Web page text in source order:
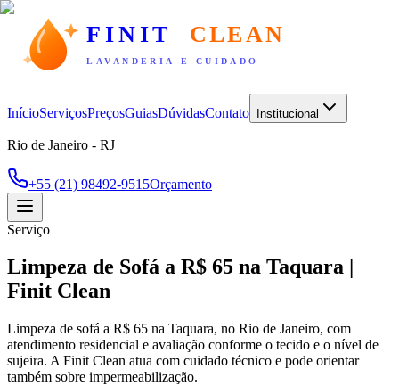
FINIT CLEAN
LAVANDERIA E CUIDADO
InícioServiçosPreçosGuiasDúvidasContato Institucional
Rio de Janeiro - RJ
+55 (21) 98492-9515Orçamento
Serviço
Limpeza de Sofá a R$ 65 na Taquara |
Finit Clean
Limpeza de sofá a R$ 65 na Taquara, no Rio de Janeiro, com
atendimento residencial e avaliação conforme o tecido e o nível de
sujeira. A Finit Clean atua com cuidado técnico e pode orientar
também sobre impermeabilização.